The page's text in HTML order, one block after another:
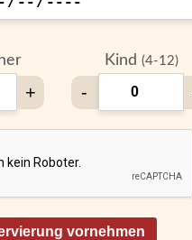
+
Kind (4-12)
-
vornehmen